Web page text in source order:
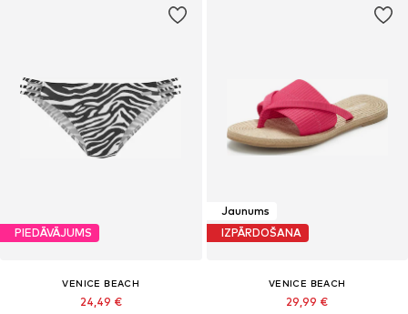
PIEDĀVĀJUMS
VENICE BEACH
24,49 €
Jaunums
IZPĀRDOŠANA
VENICE BEACH
29,99 €